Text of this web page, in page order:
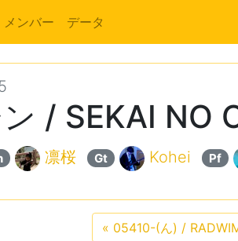
メンバー データ
/ SEKAI NO
凛桜 Gt Kohei Pf
« 05410-(ん) /